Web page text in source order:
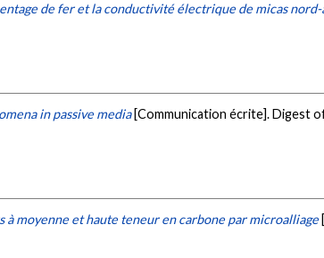
de fer et la conductivité électrique de micas
in passive media [Communication écrite]. Digest
moyenne et haute teneur en carbone par microalliage